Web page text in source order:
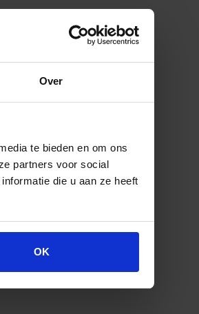
Over
te bieden en om ons
partners voor social
die u aan ze heeft
OK